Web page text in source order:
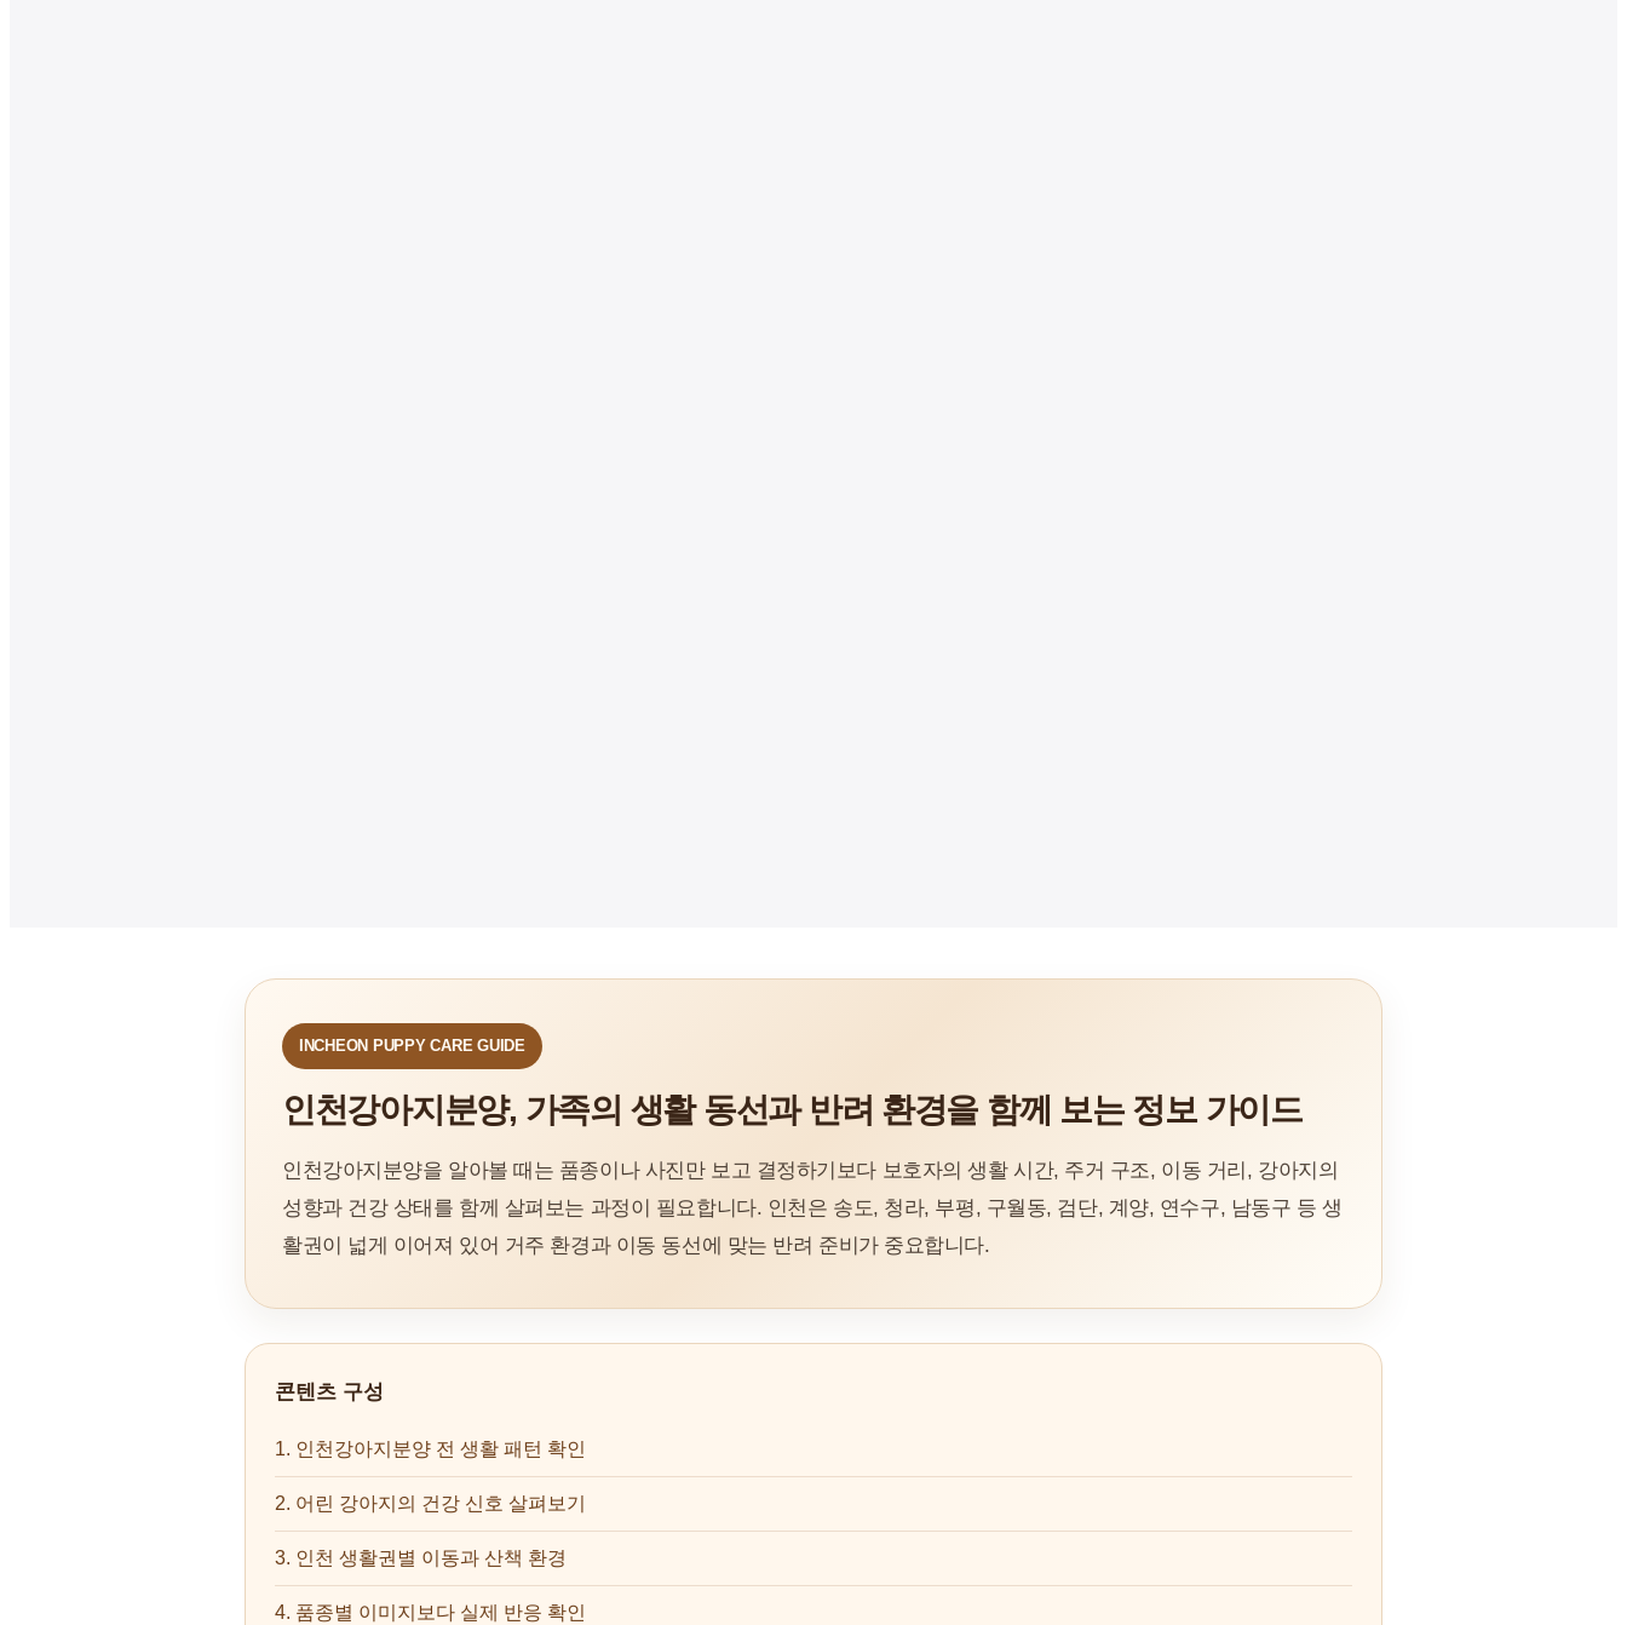
INCHEON PUPPY CARE GUIDE
인천강아지분양, 가족의 생활 동선과 반려 환경을 함께 보는 정보 가이드
인천강아지분양을 알아볼 때는 품종이나 사진만 보고 결정하기보다 보호자의 생활 시간, 주거 구조, 이동 거리, 강아지의
성향과 건강 상태를 함께 살펴보는 과정이 필요합니다. 인천은 송도, 청라, 부평, 구월동, 검단, 계양, 연수구, 남동구 등 생
활권이 넓게 이어져 있어 거주 환경과 이동 동선에 맞는 반려 준비가 중요합니다.
콘텐츠 구성
1. 인천강아지분양 전 생활 패턴 확인
2. 어린 강아지의 건강 신호 살펴보기
3. 인천 생활권별 이동과 산책 환경
4. 품종별 이미지보다 실제 반응 확인